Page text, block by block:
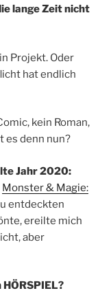
lange Zeit nicht
Projekt. Oder
hat endlich
kein Roman,
es denn nun?
Jahr 2020:
Monster & Magie:
entdeckten
ereilte mich
aber